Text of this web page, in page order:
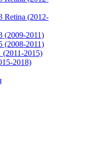
Retina (2012-
(2009-2011)
(2008-2011)
2015)
2018)